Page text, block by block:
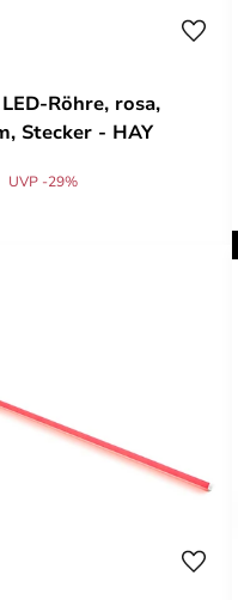
Röhre, rosa,
Stecker - HAY
UVP -29%